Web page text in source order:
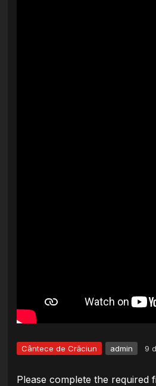
Cântece de Crăciun admin 9
Please complete the required